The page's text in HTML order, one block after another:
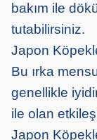
bakım ile
tutabilirsiniz.
Japon
Bu ırka
genellikle
ile olan
Japon